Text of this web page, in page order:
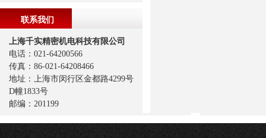
联系我们
上海千实精密机电科技有限公司
电话：021-64200566
传真：86-021-64208466
地址：上海市闵行区金都路4299号
D幢1833号
邮编：201199